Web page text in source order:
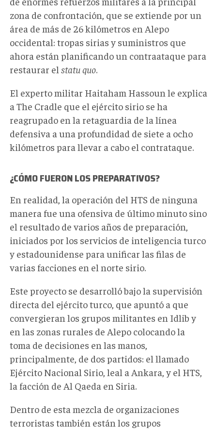
zona de confrontación, que se extiende por un
área de más de 26 kilómetros en Alepo
occidental: tropas sirias y suministros que
ahora están planificando un contraataque para
restaurar el statu quo.
El experto militar Haitaham Hassoun le explica
a The Cradle que el ejército sirio se ha
reagrupado en la retaguardia de la línea
defensiva a una profundidad de siete a ocho
kilómetros para llevar a cabo el contrataque.
¿CÓMO FUERON LOS PREPARATIVOS?
En realidad, la operación del HTS de ninguna
manera fue una ofensiva de último minuto sino
el resultado de varios años de preparación,
iniciados por los servicios de inteligencia turco
y estadounidense para unificar las filas de
varias facciones en el norte sirio.
Este proyecto se desarrolló bajo la supervisión
directa del ejército turco, que apuntó a que
convergieran los grupos militantes en Idlib y
en las zonas rurales de Alepo colocando la
toma de decisiones en las manos,
principalmente, de dos partidos: el llamado
Ejército Nacional Sirio, leal a Ankara, y el HTS,
la facción de Al Qaeda en Siria.
Dentro de esta mezcla de organizaciones
terroristas también están los grupos